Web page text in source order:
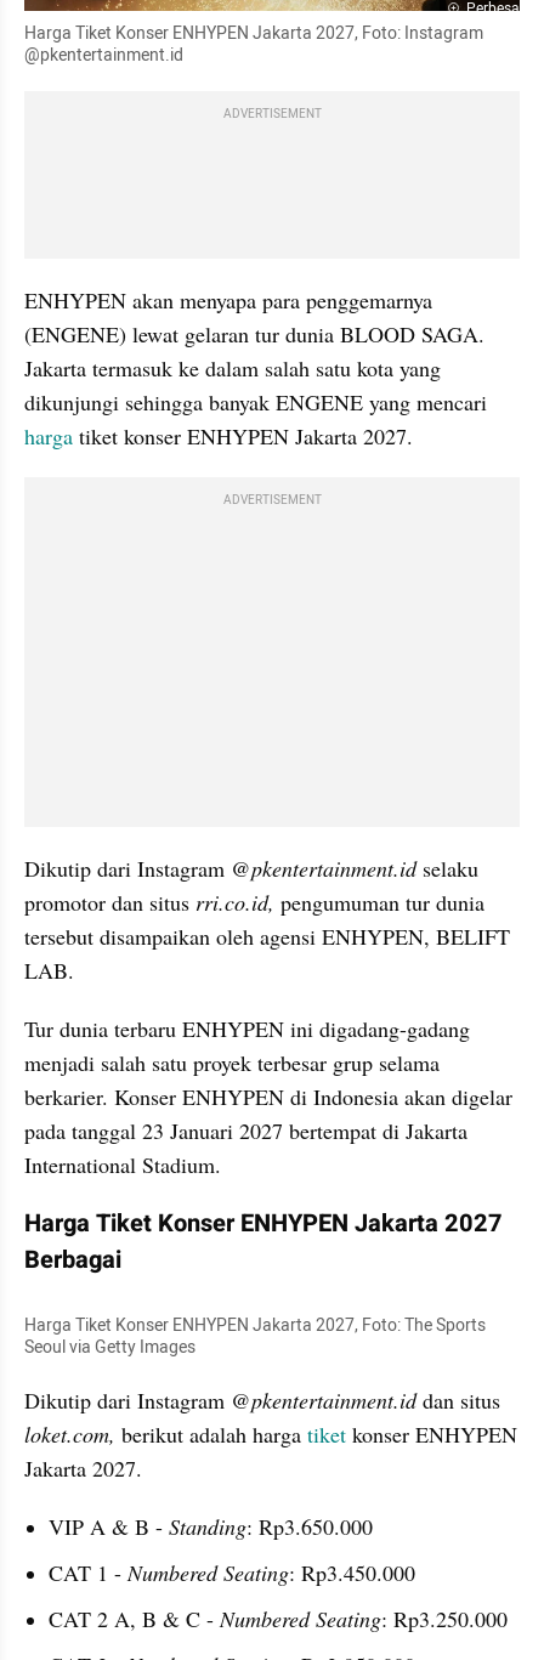
Perbesar
Harga Tiket Konser ENHYPEN Jakarta 2027, Foto: Instagram
@pkentertainment.id
ADVERTISEMENT
ENHYPEN akan menyapa para penggemarnya
(ENGENE) lewat gelaran tur dunia BLOOD SAGA.
Jakarta termasuk ke dalam salah satu kota yang
harga tiket konser ENHYPEN Jakarta 2027.
ADVERTISEMENT
Dikutip dari Instagram @pkentertainment.id selaku
promotor dan situs rri.co.id, pengumuman tur dunia
tersebut disampaikan oleh agensi ENHYPEN, BELIFT
LAB.
Tur dunia terbaru ENHYPEN ini digadang-gadang
menjadi salah satu proyek terbesar grup selama
berkarier. Konser ENHYPEN di Indonesia akan digelar
pada tanggal 23 Januari 2027 bertempat di Jakarta
International Stadium.
Harga Tiket Konser ENHYPEN Jakarta 2027
Berbagai
Harga Tiket Konser ENHYPEN Jakarta 2027, Foto: The Sports
Seoul via Getty Images
Dikutip dari Instagram @pkentertainment.id
loket.com, berikut adalah harga tiket konser ENHYPEN
Jakarta 2027.
VIP A & B - Standing: Rp3.650.000
CAT 1 - Numbered Seating: Rp3.450.000
CAT 2 A, B & C - Numbered Seating: Rp3.250.000